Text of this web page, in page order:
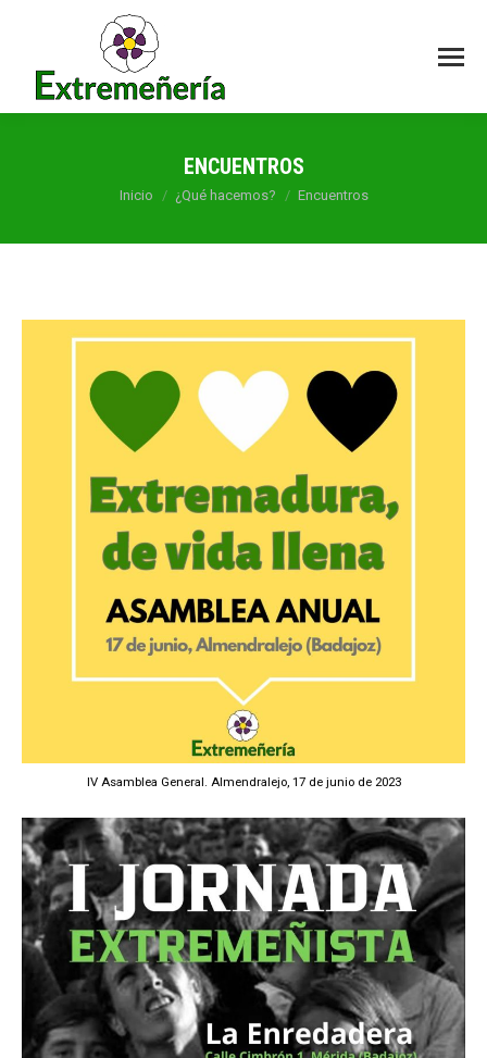
ENCUENTROS
Estás aquí:
Inicio ¿Qué hacemos? Encuentros
IV Asamblea General. Almendralejo, 17 de junio de 2023